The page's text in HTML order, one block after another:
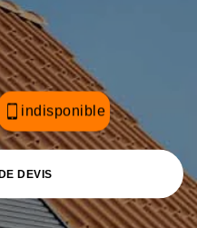
indisponible
DEVIS